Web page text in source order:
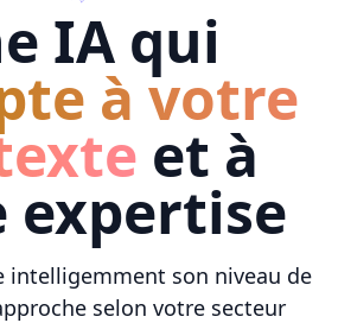
IA qui
à votre
et à
expertise
intelligemment son niveau de
selon votre secteur